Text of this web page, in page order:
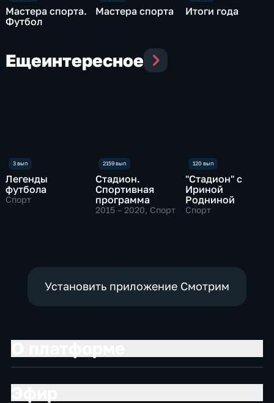
Мастера спорта.
Футбол
Мастера спорта Итоги года
Ещеинтересное
Легенды
футбола
Спорт
Стадион.
Спортивная
программа
2015 – 2020, Спорт
"Стадион" с
Ириной
Родниной
Спорт
Установить приложение Смотрим